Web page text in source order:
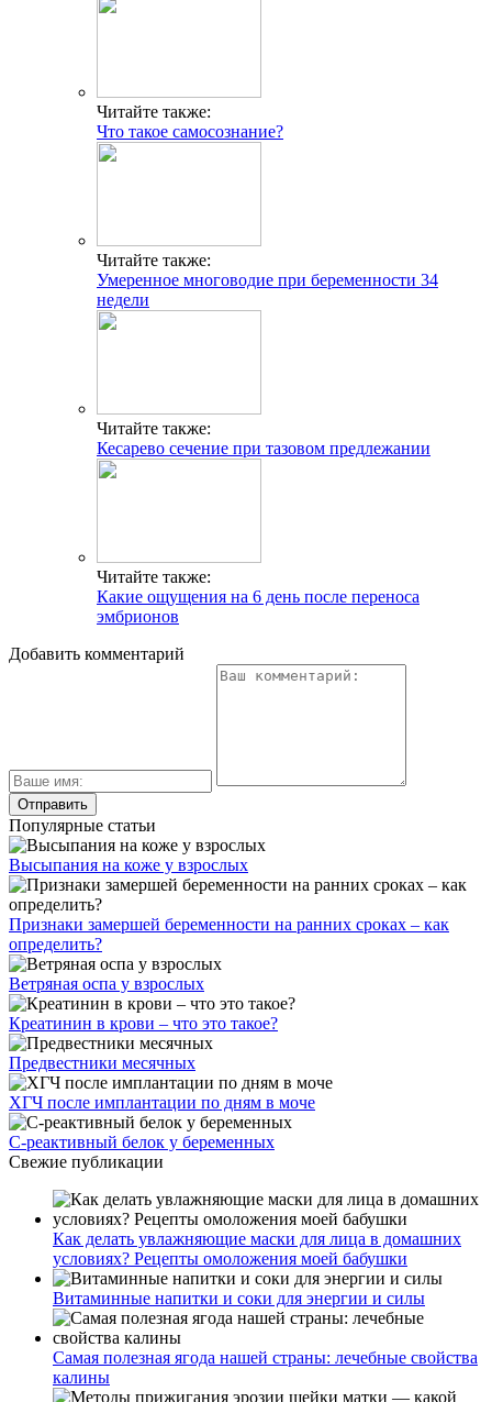
Читайте также:
Что такое самосознание?
Читайте также:
Умеренное многоводие при беременности 34
недели
Читайте также:
Кесарево сечение при тазовом предлежании
Читайте также:
Какие ощущения на 6 день после переноса
эмбрионов
Добавить комментарий
Популярные статьи
Высыпания на коже у взрослых
Признаки замершей беременности на ранних сроках – как
определить?
Ветряная оспа у взрослых
Креатинин в крови – что это такое?
Предвестники месячных
ХГЧ после имплантации по дням в моче
С-реактивный белок у беременных
Свежие публикации
Как делать увлажняющие маски для лица в домашних
условиях? Рецепты омоложения моей бабушки
Витаминные напитки и соки для энергии и силы
Самая полезная ягода нашей страны: лечебные свойства
калины